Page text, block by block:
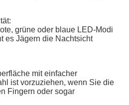
grüne oder blaue LED-Modi
es Jägern die Nachtsicht
mit einfacher
ist vorzuziehen, wenn Sie die
Fingern oder sogar